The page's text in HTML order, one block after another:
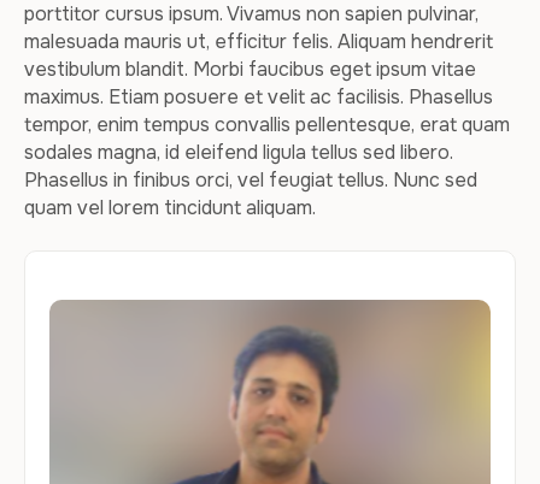
porttitor cursus ipsum. Vivamus non sapien pulvinar,
malesuada mauris ut, efficitur felis. Aliquam hendrerit
vestibulum blandit. Morbi faucibus eget ipsum vitae
maximus. Etiam posuere et velit ac facilisis. Phasellus
tempor, enim tempus convallis pellentesque, erat quam
sodales magna, id eleifend ligula tellus sed libero.
Phasellus in finibus orci, vel feugiat tellus. Nunc sed
quam vel lorem tincidunt aliquam.